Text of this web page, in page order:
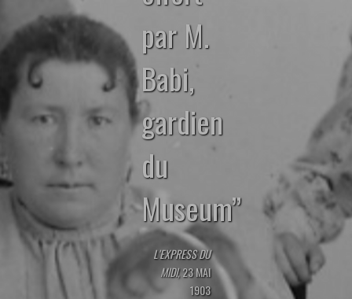
par M.
Babi,
gardien
du
Museum’’
L'EXPRESS DU
MIDI,23 MAI
1903